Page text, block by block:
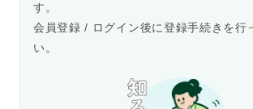
す。
会員登録 / ログイン後に登録手続きを行
い。